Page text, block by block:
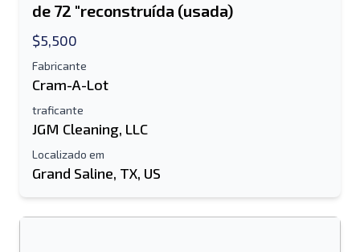
de 72 "reconstruída (usada)
$5,500
Fabricante
Cram-A-Lot
traficante
JGM Cleaning, LLC
Localizado em
Grand Saline, TX, US